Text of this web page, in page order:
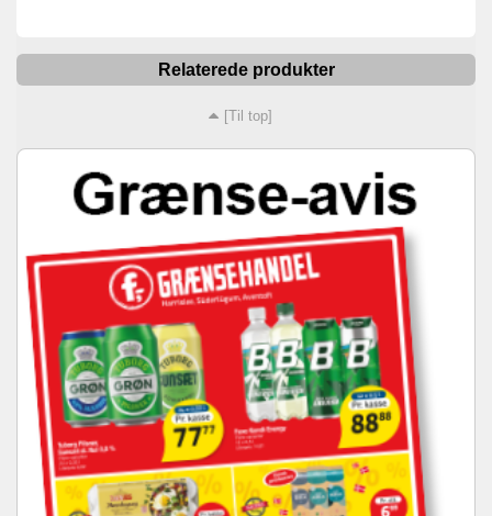
Relaterede produkter
[Til top]